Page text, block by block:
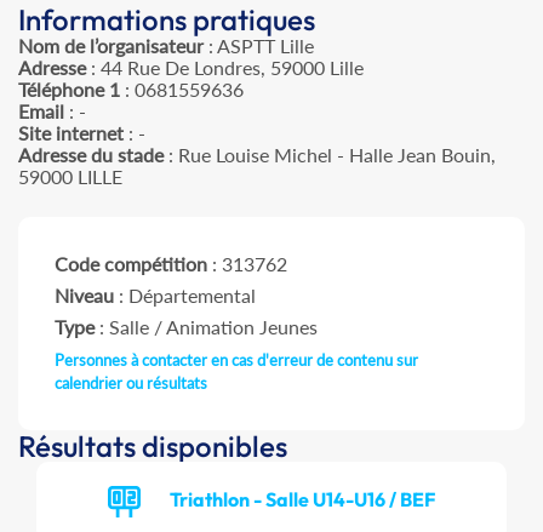
Informations pratiques
Nom de l’organisateur: ASPTT Lille
Adresse: 44 Rue De Londres, 59000 Lille
Téléphone 1 : 0681559636
Email : -
Site internet : -
Adresse du stade: Rue Louise Michel - Halle Jean Bouin,
59000 LILLE
Code compétition : 313762
Niveau : Départemental
Type: Salle / Animation Jeunes
Personnes à contacter en cas d'erreur de contenu sur
calendrier ou résultats
Résultats disponibles
Triathlon - Salle U14-U16 / BEF